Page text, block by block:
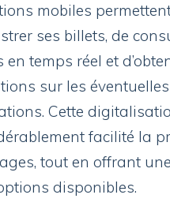
mobiles
ses billets, de
en temps réel et
sur les éventuelles
Cette
facilité la
tout en offrant
disponibles.